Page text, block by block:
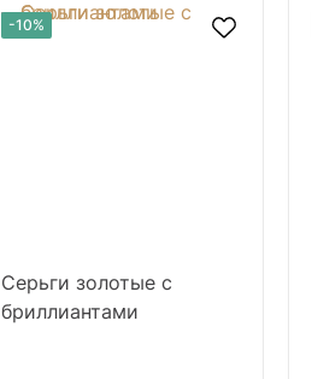
-10%
Серьги золотые с
бриллиантами